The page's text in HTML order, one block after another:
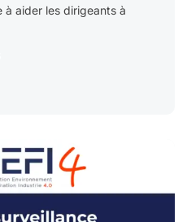
à aider les dirigeants à